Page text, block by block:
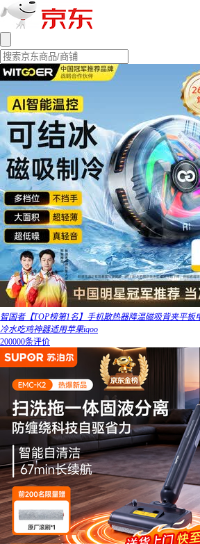
智国者【TOP榜第1名】手机散热器降温磁吸背夹平板
冷水吃鸡神器适用苹果iqoo
200000条评价